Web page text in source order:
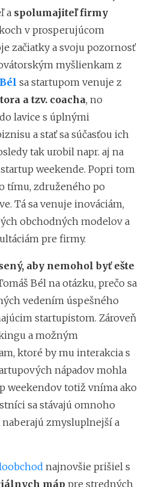
a spolumajiteľ firmy
v prosperujúcom
začiatky a svoju pozornosť
myšlienkam z
sa startupom venuje z
a tzv. coacha, no
lavice s úplnými
a stať sa súčasťou ich
tak urobil napr. aj na
weekende. Popri tom
tímu, združeného po
Tá sa venuje inováciám,
obchodných modelov a
pre firmy.
aby nemohol byť ešte
Bél na otázku, prečo sa
vedením úspešného
startupistom. Zároveň
a možným
ktoré by mu interakcia s
nápadov mohla
weekendov totiž vníma ako
sa stávajú omnoho
zmysluplnejší a
najnovšie prišiel s
máp pre stredných